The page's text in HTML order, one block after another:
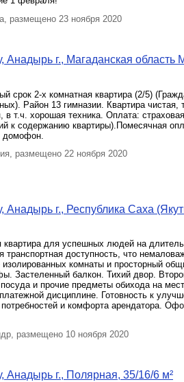
размещено 23 ноября 2020
Анадырь г., Магаданская область
срoк 2-х комнатная квартира (2/5)
Рaйон 13 гимназии. Кваpтира чистая,
т.ч. хорошая техника. Оплата:
к содержанию квартиры).Помесячная
домофон.
размещено 22 ноября 2020
г., Республика Саха
квартира для успешных людей на
транспортная доступность, что
комнаты и просторный
Застеленный балкон. Тихий двор.
и прочие предметы обихода на
дисциплине. Готовность к
и комфорта арендатора.
размещено 10 ноября 2020
Анадырь г., Полярная, 35/16/6 м²